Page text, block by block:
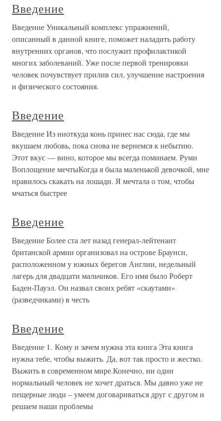
Введение
Введение Уникальный комплекс упражнений,
описанный в данной книге, поможет наладить работу
внутренних органов, что послужит профилактикой
многих заболеваний. Уже после первой тренировки
человек почувствует прилив сил, улучшение настроения
и физического состояния.
Введение
Введение Из ниоткуда конь принес нас сюда, где мы
вкушаем любовь, пока снова не вернемся к небытию.
Этот вкус — вино, которое мы всегда поминаем. Руми
Воплощение мечтыКогда я была маленькой девочкой, мне
нравилось скакать на лошади. Я мечтала о том, чтобы
мчаться быстрее
Введение
Введение Более ста лет назад генерал-лейтенант
британской армии организовал на острове Браунси,
расположенном у южных берегов Англии, недельный
лагерь для двадцати мальчиков. Его имя было Роберт
Баден-Пауэл. Он назвал своих ребят «скаутами»
(разведчиками) в честь
Введение
Введение 1. Кому и зачем нужна эта книга Эта книга
нужна тебе, чтобы выжить. Да, вот так просто и жестко.
Выжить в современном мире.Конечно, ни один
нормальный человек не хочет драться. Мы давно уже не
пещерные люди – умеем договариваться друг с другом и
решаем наши проблемы